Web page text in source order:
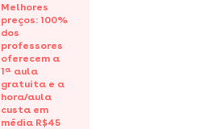
Melhores
preços: 100%
dos
professores
oferecem a
1ª aula
gratuita e a
hora/aula
custa em
média R$45